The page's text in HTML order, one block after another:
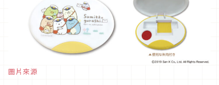
圖片來源